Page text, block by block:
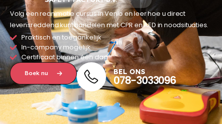
Volg een reanimatie cursus in Venlo en leer hoe u direct
levensreddend kunt handelen met CPR en AED in noodsituaties.
Praktisch en toegankelijk
In-company mogelijk
Certificaat binnen één dag
Boek nu BEL ONS
078-3033096